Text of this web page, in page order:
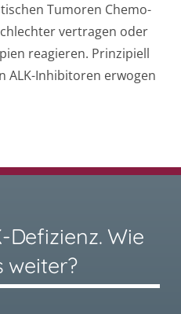
Tumoren Chemo-
vertragen oder
reagieren. Prinzipiell
ALK-Inhibitoren erwogen
Defizienz. Wie
weiter?